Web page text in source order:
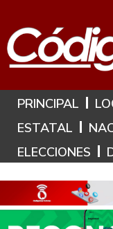
Hoy
PRINCIPAL
ESTATAL
ELECCIONES